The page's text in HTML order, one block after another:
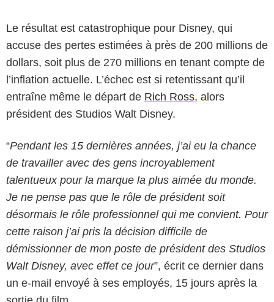
Le résultat est catastrophique pour Disney, qui
accuse des pertes estimées à près de 200 millions de
dollars, soit plus de 270 millions en tenant compte de
l’inflation actuelle. L’échec est si retentissant qu’il
entraîne même le départ de Rich Ross, alors
président des Studios Walt Disney.
“Pendant les 15 dernières années, j’ai eu la chance
de travailler avec des gens incroyablement
talentueux pour la marque la plus aimée du monde.
Je ne pense pas que le rôle de président soit
désormais le rôle professionnel qui me convient. Pour
cette raison j’ai pris la décision difficile de
démissionner de mon poste de président des Studios
Walt Disney, avec effet ce jour”, écrit ce dernier dans
un e-mail envoyé à ses employés, 15 jours après la